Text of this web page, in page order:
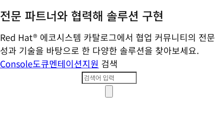
전문 파트너와 협력해 솔루션 구현
Red Hat® 에코시스템 카탈로그에서 협업 커뮤니티의 전문
성과 기술을 바탕으로 한 다양한 솔루션을 찾아보세요.
Console도큐멘테이션지원 검색